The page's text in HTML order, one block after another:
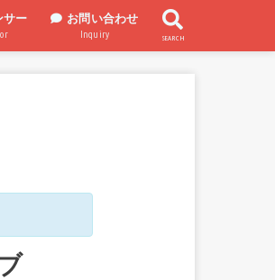
サー お問い合わせ
Inquiry SEARCH